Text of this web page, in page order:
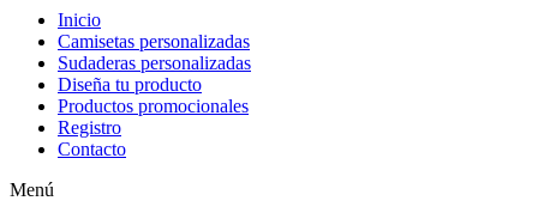
Inicio
Camisetas personalizadas
Sudaderas personalizadas
Diseña tu producto
Productos promocionales
Registro
Contacto
Menú